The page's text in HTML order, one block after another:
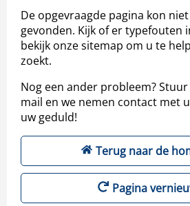
De opgevraagde pagina kon
gevonden. Kijk of er typefouten
bekijk onze sitemap om u te
zoekt.
Nog een ander probleem?
mail en we nemen contact met
uw geduld!
Terug naar de
Pagina